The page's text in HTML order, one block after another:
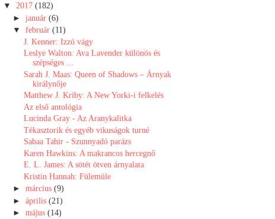
▼ 2017 (182)
►január(6)
▼ február(11)
J. Kenner: Izzó vágy
Leslye Walton: Ava ​Lavender különös és
szépséges ...
Sarah J. Maas: Queen ​of Shadows – Árnyak
királynője
Matthew J. Kriby: A New Yorki-i felkelés
Az első antológia
Lucinda Gray - Az Aranykalitka
Tékasztorik és egyéb vikuságok turné
Sabaa Tahir - Szunnyadó parázs
Karen Hawkins: A makrancos hercegnő
E. L. James: A sötét ötven árnyalata
Kristin Hannah: Fülemüle
►március(9)
►április(21)
►május(14)